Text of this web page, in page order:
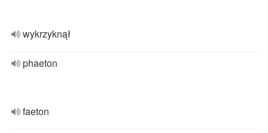
wykrzyknął
phaeton
faeton